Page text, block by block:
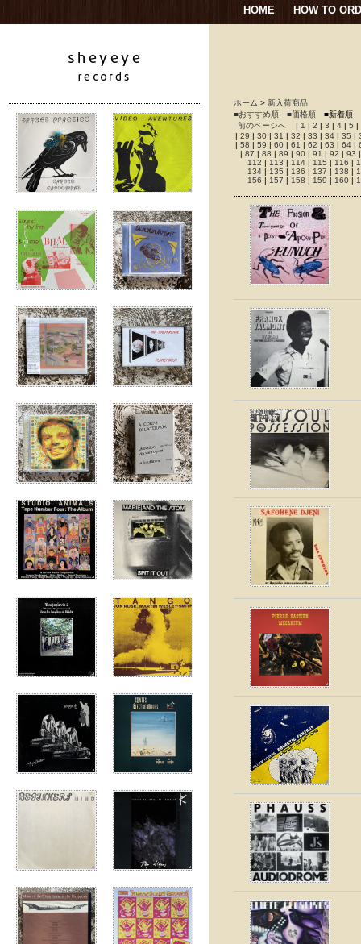
HOME HOW TO
ホーム > 新入荷商品
■おすすめ順
■価格順
■新着順
前のページへ | 1 | 2 | 3 | 4 | 5 |
| 29 | 30 | 31 | 32 | 33 | 34 | 35 |
| 58 | 59 | 60 | 61 | 62 | 63 | 64 |
| 87 | 88 | 89 | 90 | 91 | 92 | 93
112 | 113 | 114 | 115 | 116 |
134 | 135 | 136 | 137 | 138 |
156 | 157 | 158 | 159 | 160 |